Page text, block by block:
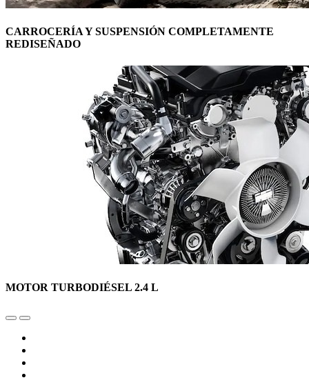
CARROCERÍA Y SUSPENSIÓN COMPLETAMENTE
REDISEÑADO
MOTOR TURBODIÉSEL 2.4 L